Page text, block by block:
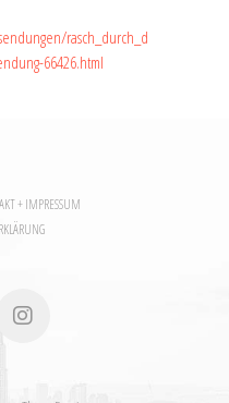
rasch_durch_d
66426.html
+ IMPRESSUM
instagram